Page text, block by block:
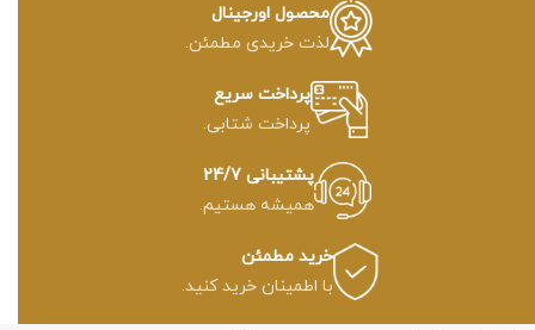
محصول اورجینال
لذت خریدی مطمئن.
پرداخت سریع
پرداخت شتابی.
پشتیبانی 24/7
همیشه هستیم.
خرید مطمئن
با اطمینان خرید کنید.